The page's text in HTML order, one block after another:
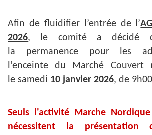
Afin de fluidifier l’entrée de l’
2026, le comité a décidé
la permanence pour les
l’enceinte du Marché Couvert
le samedi 10 janvier 2026, de
Seuls l'activité Marche
nécessitent la présentation